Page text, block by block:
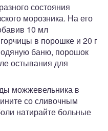
состояния
морозника. На его
10 мл
в порошке и 20 г
баню, порошок
остывания для
можжевельника в
со сливочным
натирайте больные